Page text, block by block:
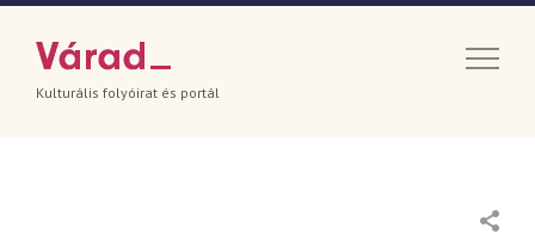
Kulturális folyóirat és portál